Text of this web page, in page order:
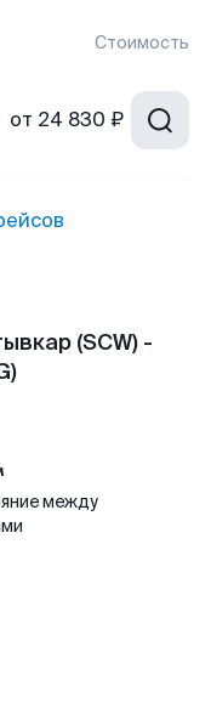
Стоимость
от 24 830 ₽
(SCW) -
между